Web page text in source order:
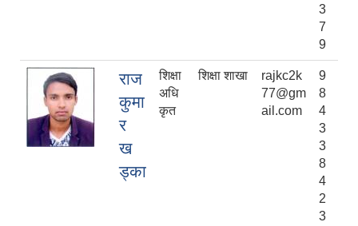
3
7
9
राज
कुमा
र
ख
ड्का
शिक्षा
अधि
कृत
शिक्षा शाखा
rajkc2k
77@gm
ail.com
9
8
4
3
3
8
4
2
3